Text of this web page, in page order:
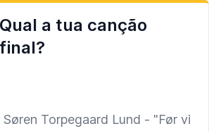
a tua canção
Torpegaard Lund - "Før vi